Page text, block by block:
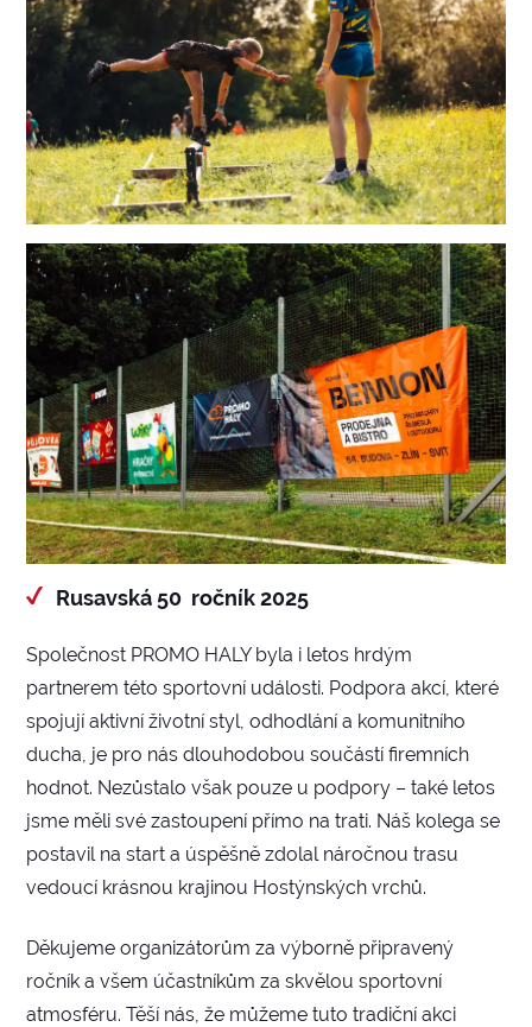
Rusavská 50 ročník 2025
Společnost PROMO HALY byla i letos hrdým
partnerem této sportovní události. Podpora akcí, které
spojují aktivní životní styl, odhodlání a komunitního
ducha, je pro nás dlouhodobou součástí firemních
hodnot. Nezůstalo však pouze u podpory – také letos
jsme měli své zastoupení přímo na trati. Náš kolega se
postavil na start a úspěšně zdolal náročnou trasu
vedoucí krásnou krajinou Hostýnských vrchů.
Děkujeme organizátorům za výborně připravený
ročník a všem účastníkům za skvělou sportovní
atmosféru. Těší nás, že můžeme tuto tradiční akci